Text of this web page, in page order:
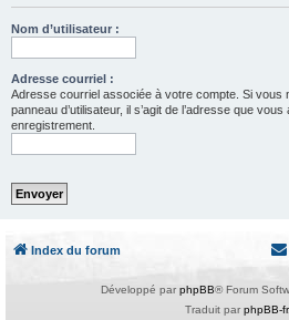
Nom d’utilisateur :
Adresse courriel :
Adresse courriel associée à votre compte. Si vous
panneau d’utilisateur, il s’agit de l’adresse que
enregistrement.
Index du forum
Développé par phpBB® Forum
Traduit par phpBB-